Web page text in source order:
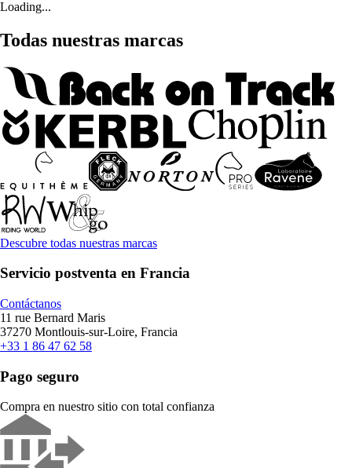
Loading...
Todas nuestras marcas
Descubre todas nuestras marcas
Servicio postventa en Francia
Contáctanos
11 rue Bernard Maris
37270 Montlouis-sur-Loire, Francia
+33 1 86 47 62 58
Pago seguro
Compra en nuestro sitio con total confianza